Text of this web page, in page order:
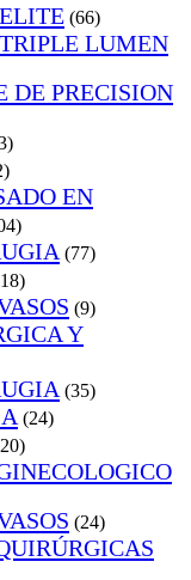
(66)
LUMEN
DE PRECISION
EN
(77)
(9)
Y
(35)
(24)
(24)